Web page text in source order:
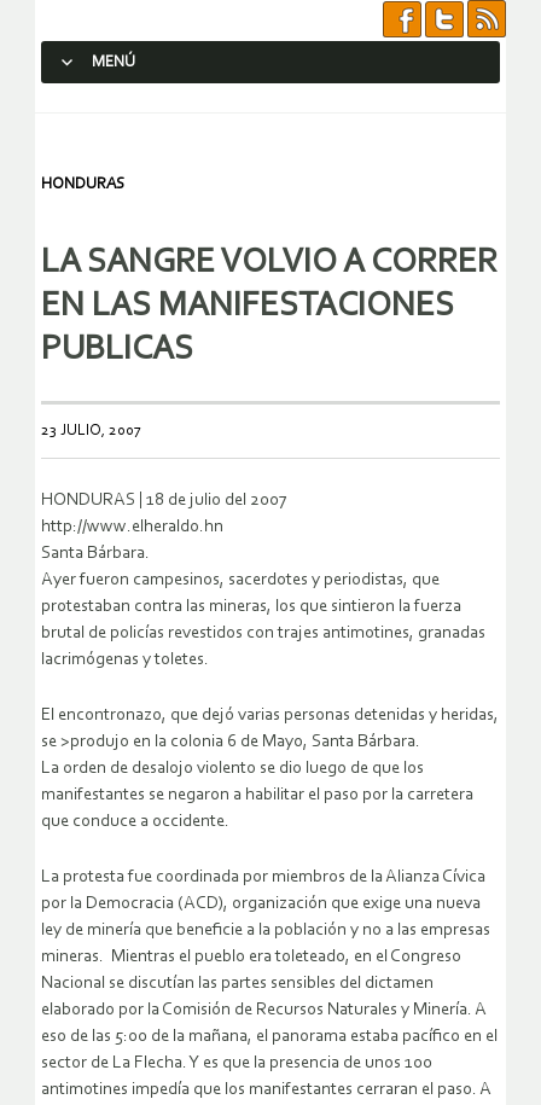
MENÚ
HONDURAS
LA SANGRE VOLVIO A CORRER
EN LAS MANIFESTACIONES
PUBLICAS
23 JULIO, 2007
HONDURAS | 18 de julio del 2007
http://www.elheraldo.hn
Santa Bárbara.
Ayer fueron campesinos, sacerdotes y periodistas, que
protestaban contra las mineras, los que sintieron la fuerza
brutal de policías revestidos con trajes antimotines, granadas
lacrimógenas y toletes.
El encontronazo, que dejó varias personas detenidas y heridas,
se >produjo en la colonia 6 de Mayo, Santa Bárbara.
La orden de desalojo violento se dio luego de que los
manifestantes se negaron a habilitar el paso por la carretera
que conduce a occidente.
La protesta fue coordinada por miembros de la Alianza Cívica
por la Democracia (ACD), organización que exige una nueva
ley de minería que beneficie a la población y no a las empresas
mineras. Mientras el pueblo era toleteado, en el Congreso
Nacional se discutían las partes sensibles del dictamen
elaborado por la Comisión de Recursos Naturales y Minería. A
eso de las 5:00 de la mañana, el panorama estaba pacífico en el
sector de La Flecha. Y es que la presencia de unos 100
antimotines impedía que los manifestantes cerraran el paso. A